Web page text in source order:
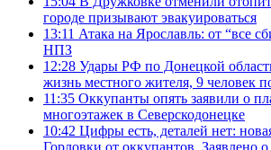
городе призывают эвакуироваться
13:11 Атака на Ярославль: от “все
НПЗ
12:28 Удары РФ по Донецкой
жизнь местного жителя, 9 человек
11:35 Оккупанты опять заявили о
многоэтажек в Северскодонецке
10:42 Цифры есть, деталей нет:
Горловки от оккупантов. Заявлено